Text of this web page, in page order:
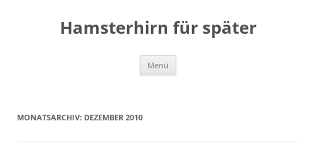
Hamsterhirn für später
Menü
MONATSARCHIV: DEZEMBER 2010